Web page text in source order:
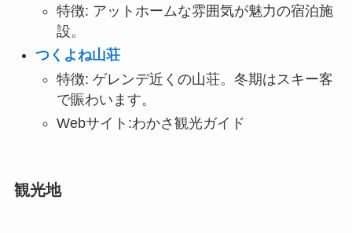
特徴: アットホームな雰囲気が魅力の宿泊施
設。
つくよね山荘
特徴: ゲレンデ近くの山荘。冬期はスキー客
で賑わいます。
Webサイト:わかさ観光ガイド
観光地